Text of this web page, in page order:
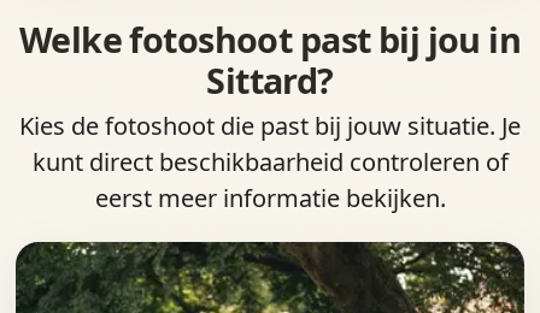
Welke fotoshoot past bij jou in
Sittard?
Kies de fotoshoot die past bij jouw situatie. Je
kunt direct beschikbaarheid controleren of
eerst meer informatie bekijken.